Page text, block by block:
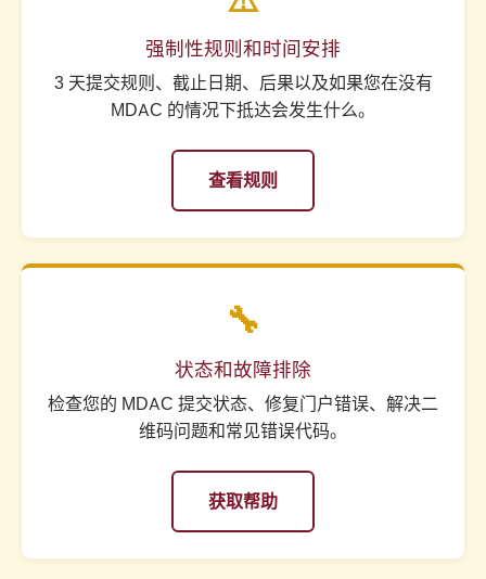
强制性规则和时间安排
3 天提交规则、截止日期、后果以及如果您在没有
MDAC 的情况下抵达会发生什么。
查看规则
🔧
状态和故障排除
检查您的 MDAC 提交状态、修复门户错误、解决二
维码问题和常见错误代码。
获取帮助